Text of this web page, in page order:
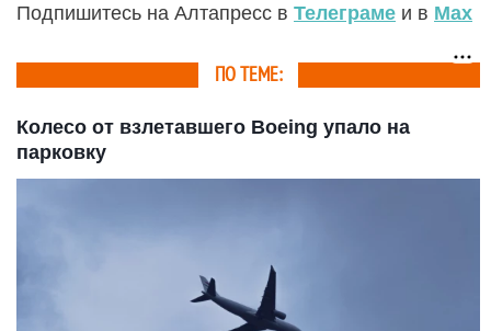
Подпишитесь на Алтапресс в Телеграме и в Max
ПО ТЕМЕ:
Колесо от взлетавшего Boeing упало на
парковку